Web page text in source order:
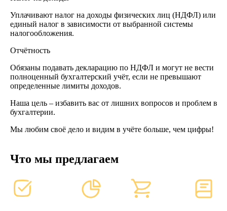
Уплачивают налог на доходы физических лиц (НДФЛ) или
единый налог в зависимости от выбранной системы
налогообложения.
Отчётность
Обязаны подавать декларацию по НДФЛ и могут не вести
полноценный бухгалтерский учёт, если не превышают
определенные лимиты доходов.
Наша цель – избавить вас от лишних вопросов и проблем в
бухгалтерии.
Мы любим своё дело и видим в учёте больше, чем цифры!
Что мы предлагаем